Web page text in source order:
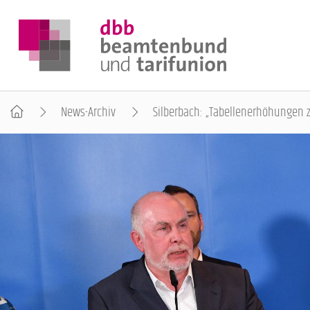
BEAMTINNEN & BEAMTE
POLITIK & POSITIONEN
News-Archiv Silberbach: „Tabellenerhöhungen